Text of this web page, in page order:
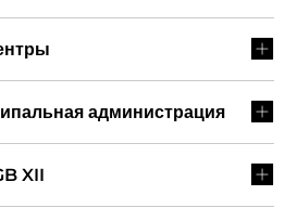
администрация
XII